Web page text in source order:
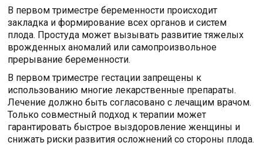
В первом триместре беременности происходит
закладка и формирование всех органов и систем
плода. Простуда может вызывать развитие тяжелых
врожденных аномалий или самопроизвольное
прерывание беременности.
В первом триместре гестации запрещены к
использованию многие лекарственные препараты.
Лечение должно быть согласовано с лечащим врачом.
Только совместный подход к терапии может
гарантировать быстрое выздоровление женщины и
снижать риски развития осложнений со стороны плода.